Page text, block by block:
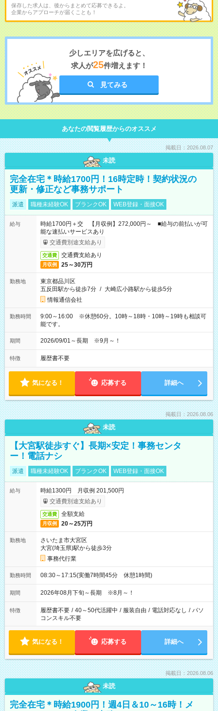
保存した求人は、後からまとめて応募できるよ。
企業からアプローチが届くことも！
少しエリアを広げると、
求人が25件増えます！
見てみる
あなたの閲覧履歴からのオススメ
掲載日：2026.08.07
未読
完全在宅＊時給1700円！16時定時！契約状況の
更新・修正など事務サポート
派遣 職種未経験OK ブランクOK WEB登録・面接OK
給与
時給1700円＋交 【月収例】272,000円～ ■給与の前払いが可
能な速払いサービスあり
交通費別途支給あり
交通費 交通費支給あり
月収例 25～30万円
勤務地
東京都品川区
五反田駅から徒歩7分 / 大崎広小路駅から徒歩5分
情報通信会社
勤務時間
9:00～16:00 ※休憩60分。10時～18時・10時～19時も相談可
能です。
期間 2026/09/01～長期 ※9月～！
特徴 履歴書不要
気になる！ 応募する 詳細へ
掲載日：2026.08.06
未読
【大宮駅徒歩すぐ】長期×安定！事務センタ
ー！電話ナシ
派遣 職種未経験OK ブランクOK WEB登録・面接OK
給与
時給1300円 月収例 201,500円
交通費別途支給あり
交通費 全額支給
月収例 20～25万円
勤務地
さいたま市大宮区
大宮(埼玉県)駅から徒歩3分
事務代行業
勤務時間 08:30～17:15(実働7時間45分 休憩1時間)
期間 2026年08月下旬～長期 ※8月～！
特徴 履歴書不要 / 40～50代活躍中 / 服装自由 / 電話対応なし / パソ
コンスキル不要
気になる！ 応募する 詳細へ
掲載日：2026.08.06
未読
完全在宅＊時給1900円！週4日＆10～16時！メ